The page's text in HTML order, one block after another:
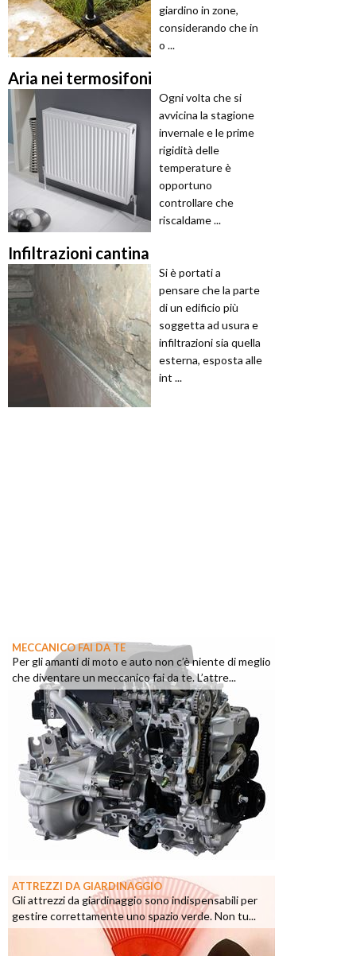
giardino in zone,
considerando che in
o ...
Aria nei termosifoni
Ogni volta che si
avvicina la stagione
invernale e le prime
rigidità delle
temperature è
opportuno
controllare che
riscaldame ...
Infiltrazioni cantina
Si è portati a
pensare che la parte
di un edificio più
soggetta ad usura e
infiltrazioni sia quella
esterna, esposta alle
int ...
MECCANICO FAI DA TE
Per gli amanti di moto e auto non c’è niente di meglio
che diventare un meccanico fai da te. L’attre...
ATTREZZI DA GIARDINAGGIO
Gli attrezzi da giardinaggio sono indispensabili per
gestire correttamente uno spazio verde. Non tu...